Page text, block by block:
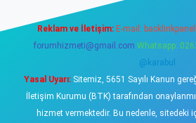
Reklam ve İletişim: E-mail:
forumhizmeti@gmail.com Whatsapp:
@karabul
Yasal Uyarı:Sitemiz, 5651 Sayılı Kanun
İletişim Kurumu (BTK) tarafından
hizmet vermektedir. Bu nedenle, sitedeki